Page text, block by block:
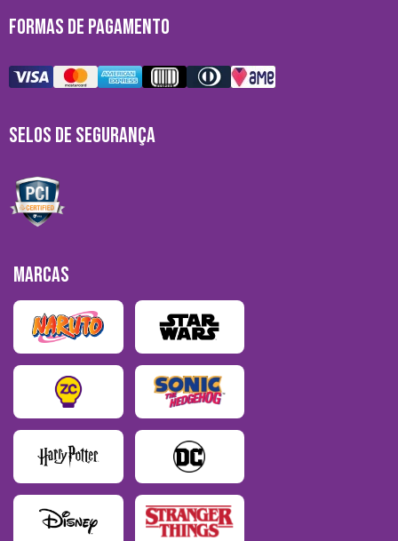
FORMAS DE PAGAMENTO
SELOS DE SEGURANÇA
MARCAS